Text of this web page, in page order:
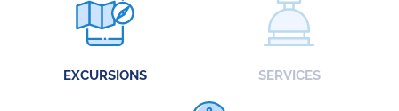
EXCURSIONS SERVICES